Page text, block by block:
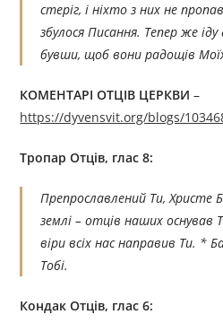
стеріг, і ніхто з них не
збулося Писання. Тепер же
бувши, щоб вони радощів
КОМЕНТАРІ ОТЦІВ ЦЕРКВИ –
https://dyvensvit.org/blogs/
Тропар Отців, глас 8:
Препрославлений Ти,
землі – отців наших оснував
віри всіх нас направив Ти. *
Тобі.
Кондак Отців, глас 6: